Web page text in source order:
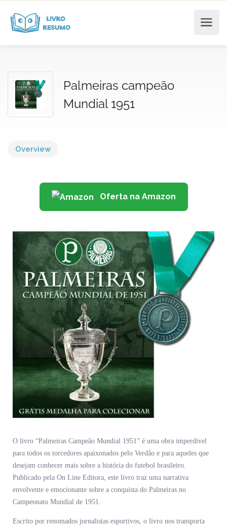
Palmeiras campeão
Mundial 1951
Overview
Oferta na Amazon
O livro “Palmeiras Campeão Mundial 1951” é uma obra imperdível
para todos os torcedores apaixonados pelo Verdão e para aqueles que
desejam conhecer mais sobre a história do futebol brasileiro.
Publicado pela On Line Editora, este livro traz uma narrativa
envolvente e emocionante sobre a conquista do Palmeiras no
Campeonato Mundial de 1951.
Escrito por renomados jornalistas esportivos, o livro nos transporta